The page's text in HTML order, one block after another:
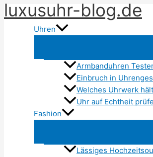
Zum
Inhalt
springen
luxusuhr-blog.de
Uhren
Armbanduhren
Einbruch in
Welches Uhrwerk
Uhr auf Echtheit
Fashion
Lässiges